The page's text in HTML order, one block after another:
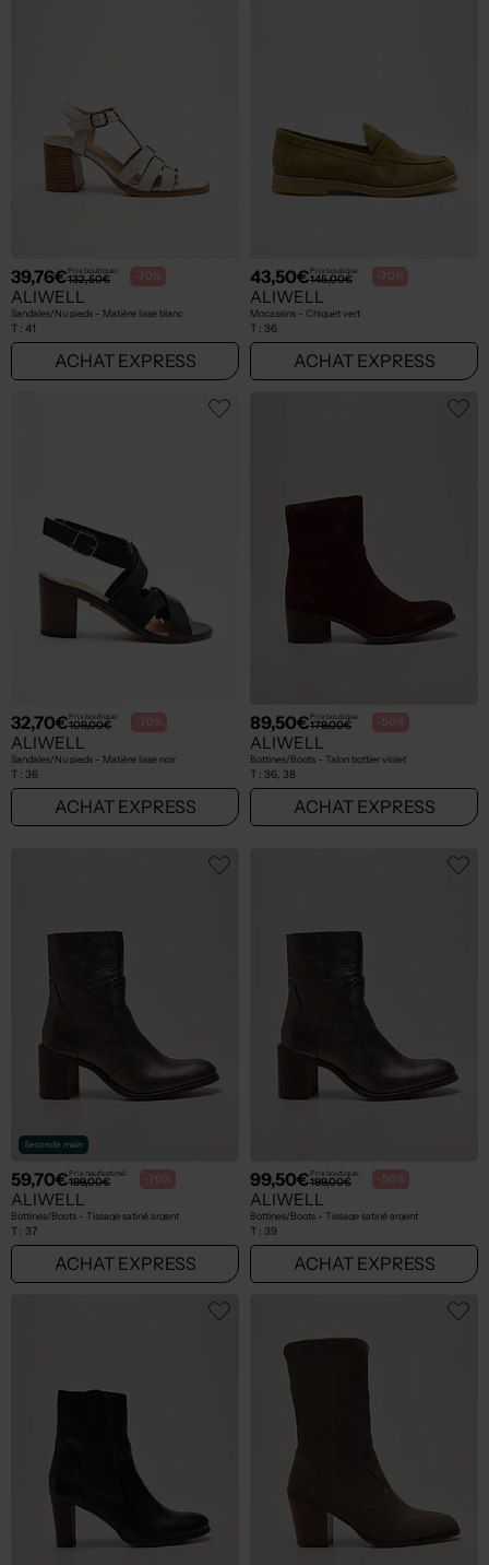
39,76€Prix boutique :
132,50€ -70%
ALIWELL
Sandales/Nu pieds - Matière lisse blanc
T : 41
ACHAT EXPRESS
43,50€Prix boutique :
145,00€ -70%
ALIWELL
Mocassins - Chiquet vert
T : 36
ACHAT EXPRESS
32,70€Prix boutique :
109,00€ -70%
ALIWELL
Sandales/Nu pieds - Matière lisse noir
T : 36
ACHAT EXPRESS
89,50€Prix boutique :
179,00€ -50%
ALIWELL
Bottines/Boots - Talon bottier violet
T : 36, 38
ACHAT EXPRESS
Seconde main
59,70€Prix neuf estimé :
199,00€ -70%
ALIWELL
Bottines/Boots - Tissage satiné argent
T : 37
ACHAT EXPRESS
99,50€Prix boutique :
199,00€ -50%
ALIWELL
Bottines/Boots - Tissage satiné argent
T : 39
ACHAT EXPRESS